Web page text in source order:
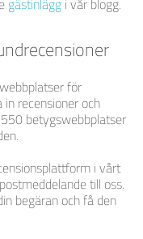
gästinlägg i vår blogg.
för
in recensioner och
betygswebbplatser
i vårt
till oss.
begäran och få den